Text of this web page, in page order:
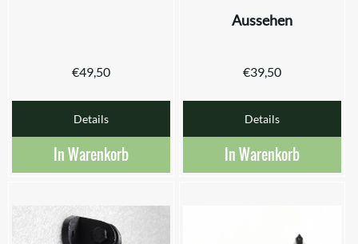
€49,50
Details
In Warenkorb
Aussehen
€39,50
Details
In Warenkorb